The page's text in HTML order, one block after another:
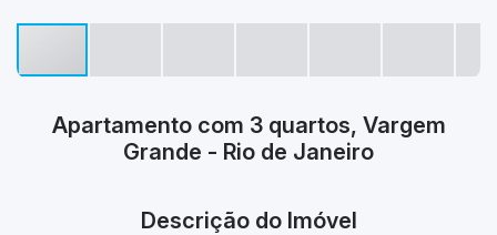
Apartamento com 3 quartos, Vargem
Grande - Rio de Janeiro
Descrição do Imóvel